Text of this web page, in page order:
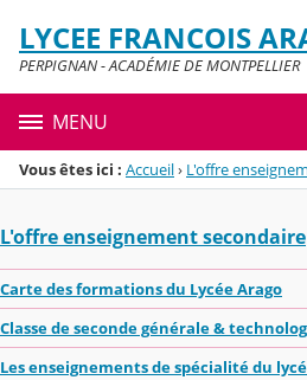
Menu de la rubrique
Contenu
LYCEE FRANCOIS
PERPIGNAN - ACADÉMIE DE MONTPELLIER
MENU
Vous êtes ici : Accueil› L'offre
L'offre enseignement secondaire
Carte des formations du Lycée Arago
Classe de seconde générale &
Les enseignements de spécialité du